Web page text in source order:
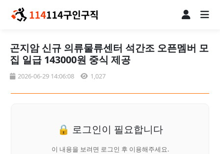
곤지암 신규 의류물류센터 석간조 오픈멤버 모
집 일급 143000원 중식 제공
2026-06-29 14:06:08 1,027
🔒 로그인이 필요합니다
이 내용을 보려면 로그인 후 이용해주세요.